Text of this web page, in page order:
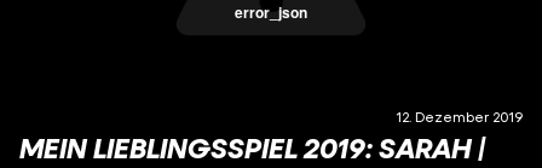
error_json
12. Dezember 2019
MEIN LIEBLINGSSPIEL 2019: SARAH |